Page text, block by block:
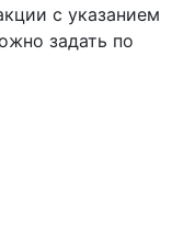
с указанием
задать по